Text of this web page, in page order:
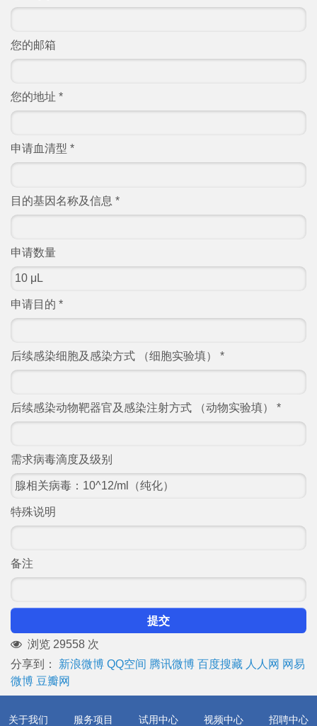
您的邮箱
您的地址 *
申请血清型 *
目的基因名称及信息 *
申请数量
申请目的 *
后续感染细胞及感染方式 （细胞实验填） *
后续感染动物靶器官及感染注射方式 （动物实验填） *
需求病毒滴度及级别
特殊说明
备注
提交
浏览 29558 次
分享到：
新浪微博 QQ空间 腾讯微博 百度搜藏 人人网 网易
微博 豆瓣网
关于我们 服务项目 试用中心 视频中心 招聘中心